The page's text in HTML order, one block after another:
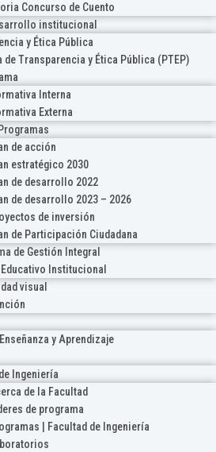
Concurso de Cuento
institucional
y Ética Pública
de Transparencia y Ética Pública (PTEP)
Interna
Externa
de acción
estratégico 2030
de desarrollo 2022
de desarrollo 2023 – 2026
de inversión
de Participación Ciudadana
de Gestión Integral
Institucional
visual
y Aprendizaje
Ingeniería
de la Facultad
de programa
| Facultad de Ingeniería